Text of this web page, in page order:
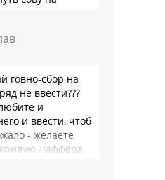
говно-сбор на
не ввести???
и
и ввести, чтоб
- желаете
Лаффера